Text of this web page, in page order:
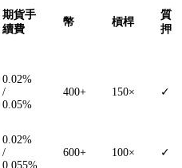
期貨手
續費
幣 槓桿
質
押
0.02%
/
0.05%
400+ 150× ✓
0.02%
/
0.055%
600+ 100× ✓